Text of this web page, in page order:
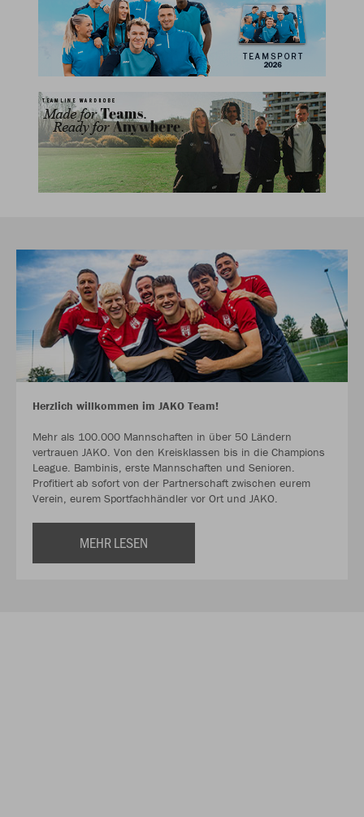
Herzlich willkommen im JAKO Team!
Mehr als 100.000 Mannschaften in über 50 Ländern
vertrauen JAKO. Von den Kreisklassen bis in die Champions
League. Bambinis, erste Mannschaften und Senioren.
Profitiert ab sofort von der Partnerschaft zwischen eurem
Verein, eurem Sportfachhändler vor Ort und JAKO.
MEHR LESEN